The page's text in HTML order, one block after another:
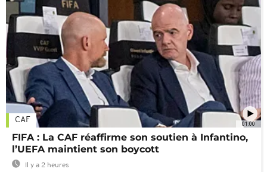
01:00
CAF
FIFA : La CAF réaffirme son soutien à Infantino,
l’UEFA maintient son boycott
Il y a 2 heures